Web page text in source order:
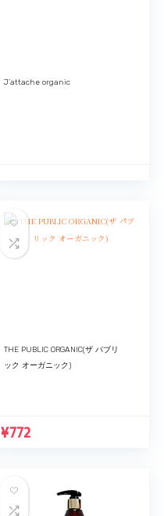
J’attache organic
THE PUBLIC ORGANIC(ザ パブリ
ック オーガニック)
¥772